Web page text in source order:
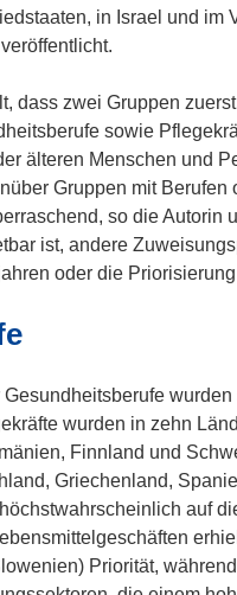
in Israel und
dass zwei Gruppen
sowie
älteren Menschen und
Gruppen mit
so die Autorin
ist, andere
oder die
wurden in zehn
Finnland und
Griechenland,
auf
Priorität,